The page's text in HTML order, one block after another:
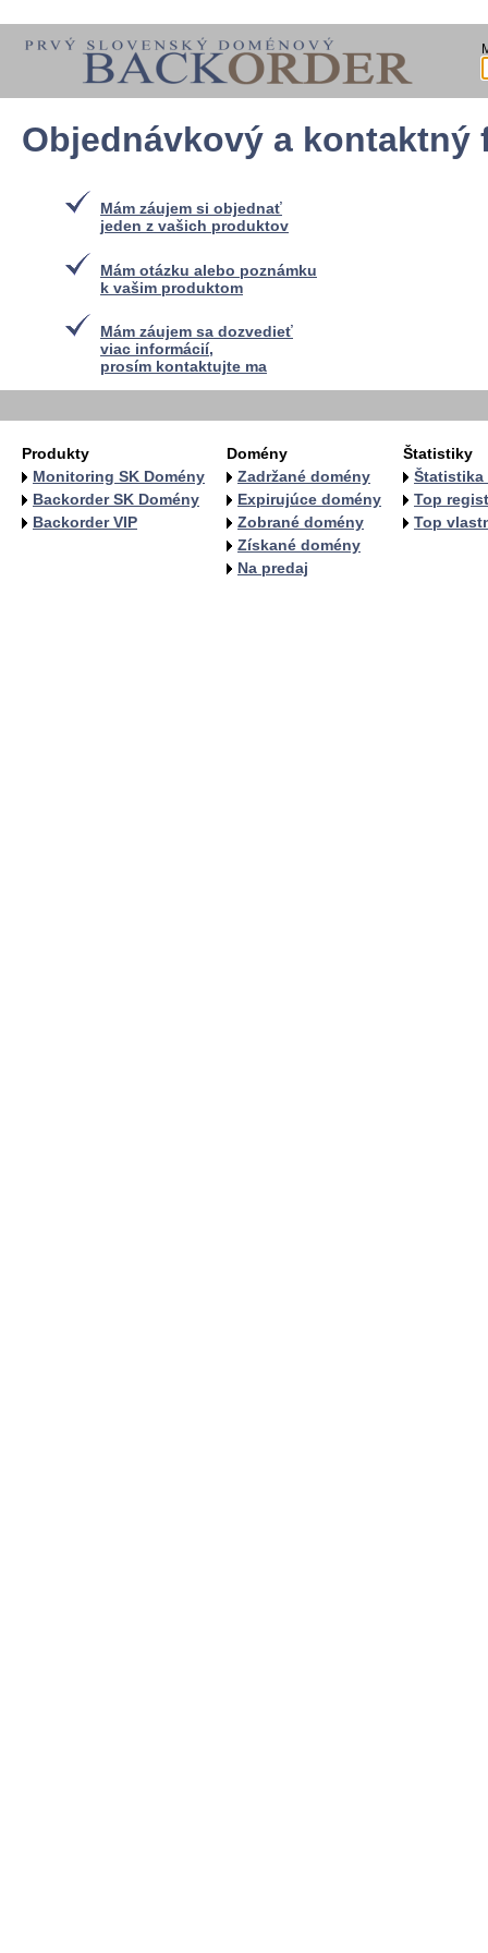
Objednávkový a kontaktný
Mám záujem si objednať
jeden z vašich produktov
Mám otázku alebo poznámku
k vašim produktom
Mám záujem sa dozvedieť
viac informácií,
prosím kontaktujte ma
Produkty
Monitoring SK Domény
Backorder SK Domény
Backorder VIP
Domény
Zadržané domény
Expirujúce domény
Zobrané domény
Získané domény
Na predaj
Štatistiky
Štatistika
Top
Top